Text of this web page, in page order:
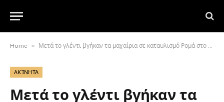
Home » Μετά το γλέντι βγήκαν τα μαχαίρια σε καταυλισμό Ρομά στο Ηράκλειο, δύο τραυματίες
ΑΚΊΝΗΤΑ
Μετά το γλέντι βγήκαν τα